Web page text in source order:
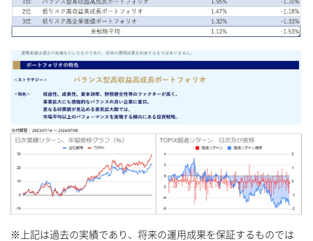
※上記は過去の実績であり、将来の運用成果を保証するものでは